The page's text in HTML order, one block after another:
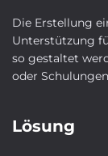
Die Erstellung
Unterstützung
so gestaltet
oder
Lösung